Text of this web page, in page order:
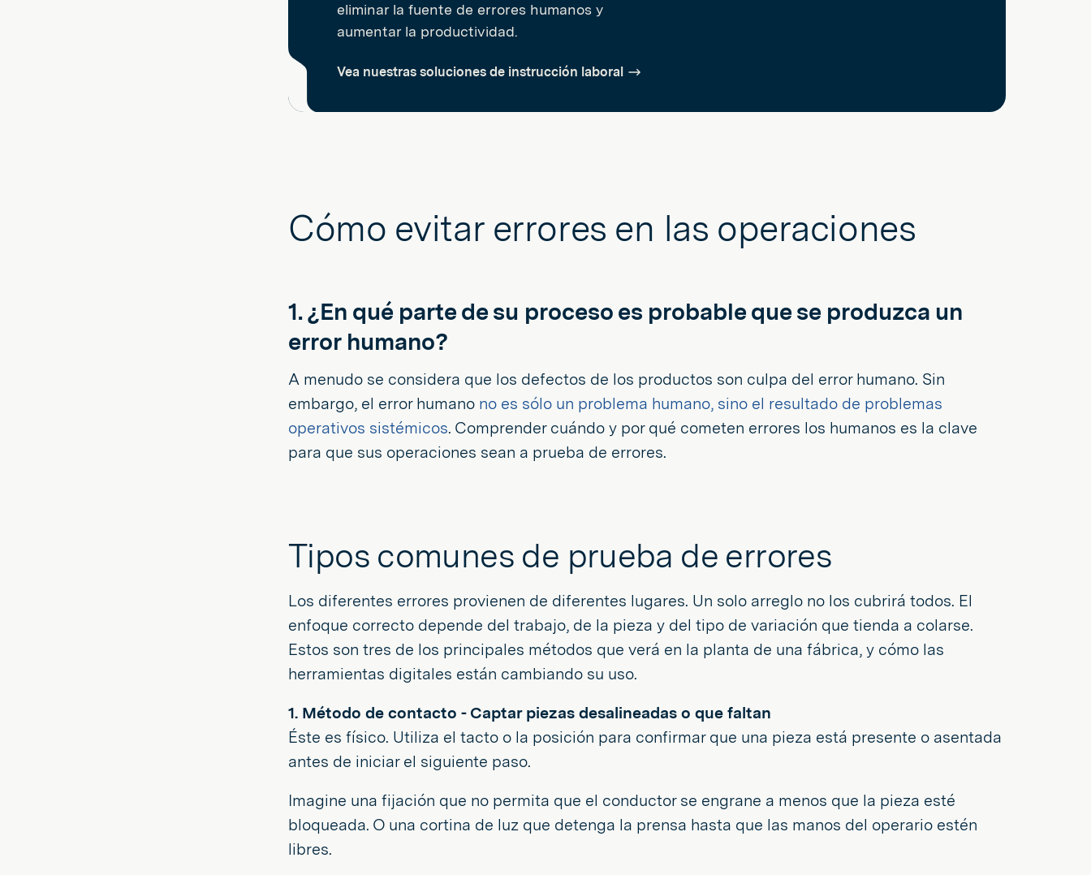
eliminar la fuente de errores humanos y
aumentar la productividad.
Vea nuestras soluciones de instrucción laboral
Cómo evitar errores en las operaciones
1. ¿En qué parte de su proceso es probable que se produzca un
error humano?
A menudo se considera que los defectos de los productos son culpa del error humano. Sin
embargo, el error humano no es sólo un problema humano, sino el resultado de problemas
operativos sistémicos. Comprender cuándo y por qué cometen errores los humanos es la clave
para que sus operaciones sean a prueba de errores.
Tipos comunes de prueba de errores
Los diferentes errores provienen de diferentes lugares. Un solo arreglo no los cubrirá todos. El
enfoque correcto depende del trabajo, de la pieza y del tipo de variación que tienda a colarse.
Estos son tres de los principales métodos que verá en la planta de una fábrica, y cómo las
herramientas digitales están cambiando su uso.
1. Método de contacto - Captar piezas desalineadas o que faltan
Éste es físico. Utiliza el tacto o la posición para confirmar que una pieza está presente o asentada
antes de iniciar el siguiente paso.
Imagine una fijación que no permita que el conductor se engrane a menos que la pieza esté
bloqueada. O una cortina de luz que detenga la prensa hasta que las manos del operario estén
libres.